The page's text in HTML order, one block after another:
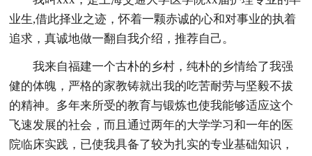
业生,借此择业之迹，怀着一颗赤诚的心和对事业的执着
追求，真诚地做一翻自我介绍，推荐自己。
我来自福建一个古朴的乡村，纯朴的乡情给了我强
健的体魄，严格的家教铸就出我的吃苦耐劳与坚毅不拔
的精神。多年来所受的教育与锻炼也使我能够适应这个
飞速发展的社会，而且通过两年的大学学习和一年的医
院临床实践，已使我具备了较为扎实的专业基础知识，